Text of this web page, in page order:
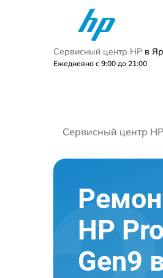
Сервисный центр HP в
Ежедневно с 9:00 до 21:00
Сервисный центр HP
HP
Gen9